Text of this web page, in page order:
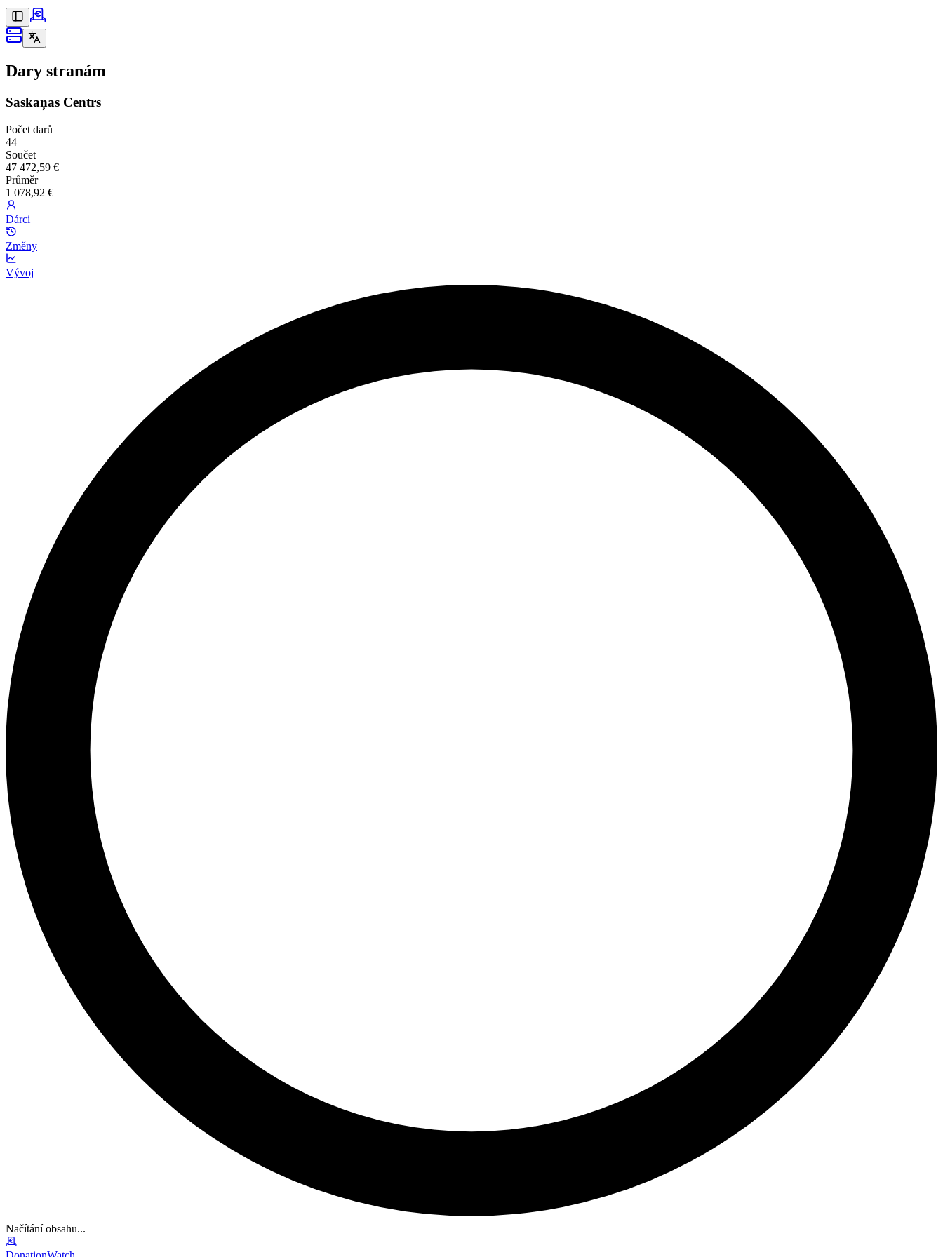
Dary stranám
Saskaņas Centrs
Počet darů
44
Součet
47 472,59 €
Průměr
1 078,92 €
Dárci
Změny
Vývoj
Načítání obsahu...